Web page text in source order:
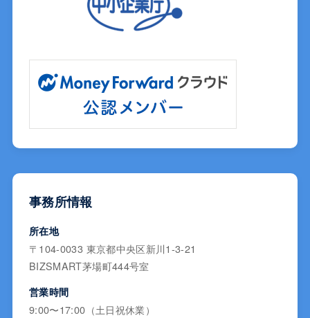
事務所情報
所在地
〒104-0033 東京都中央区新川1-3-21
BIZSMART茅場町444号室
営業時間
9:00〜17:00（土日祝休業）